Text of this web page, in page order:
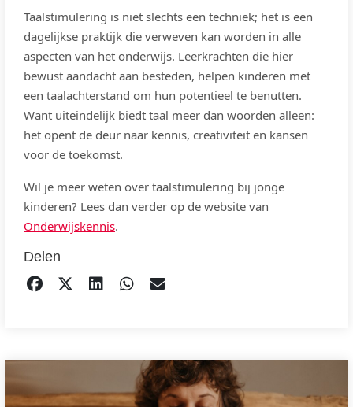
Taalstimulering is niet slechts een techniek; het is een
dagelijkse praktijk die verweven kan worden in alle
aspecten van het onderwijs. Leerkrachten die hier
bewust aandacht aan besteden, helpen kinderen met
een taalachterstand om hun potentieel te benutten.
Want uiteindelijk biedt taal meer dan woorden alleen:
het opent de deur naar kennis, creativiteit en kansen
voor de toekomst.
Wil je meer weten over taalstimulering bij jonge
kinderen? Lees dan verder op de website van
Onderwijskennis.
Delen
DELEN OP FACEBOOK
TWEETDELEN OP LINKEDIN
DELEN OP WHATSAPP